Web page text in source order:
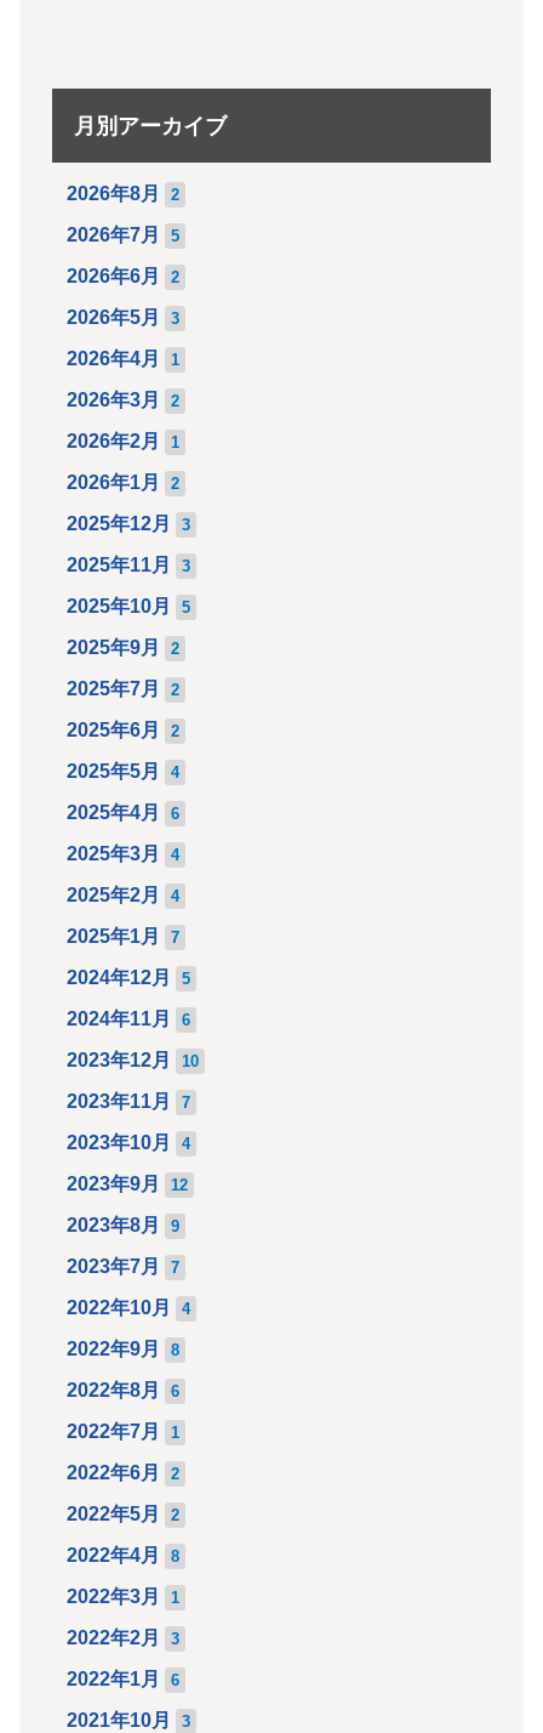
月別アーカイブ
2026年8月 2
2026年7月 5
2026年6月 2
2026年5月 3
2026年4月 1
2026年3月 2
2026年2月 1
2026年1月 2
2025年12月 3
2025年11月 3
2025年10月 5
2025年9月 2
2025年7月 2
2025年6月 2
2025年5月 4
2025年4月 6
2025年3月 4
2025年2月 4
2025年1月 7
2024年12月 5
2024年11月 6
2023年12月 10
2023年11月 7
2023年10月 4
2023年9月 12
2023年8月 9
2023年7月 7
2022年10月 4
2022年9月 8
2022年8月 6
2022年7月 1
2022年6月 2
2022年5月 2
2022年4月 8
2022年3月 1
2022年2月 3
2022年1月 6
2021年10月 3